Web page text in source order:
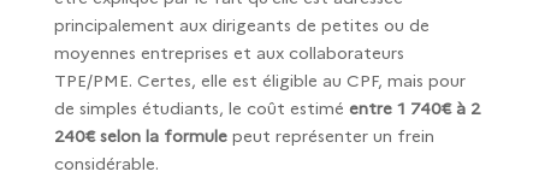
principalement aux dirigeants de petites ou de
moyennes entreprises et aux collaborateurs
TPE/PME. Certes, elle est éligible au CPF, mais pour
de simples étudiants, le coût estimé entre 1 740€ à 2
240€ selon la formulepeut représenter un frein
considérable.